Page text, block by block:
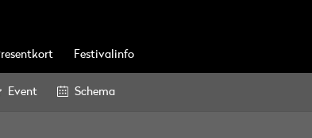
Festivalinfo
Event Schema